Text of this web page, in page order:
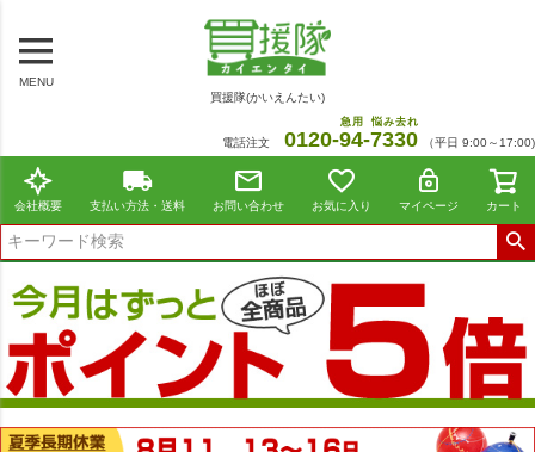
MENU
買援隊(かいえんたい)
電話注文 0120-94
急用
-7330
悩み去れ
（平日 9:00～17:00)
会社概要 支払い方法・送料 お問い合わせ お気に入り マイページ カート